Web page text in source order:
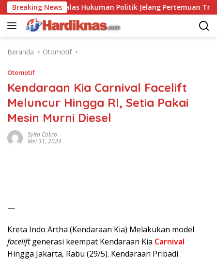
Langsung
ke
konten
Breaking News
Saling Balas Hukuman Politik Jelang Pertemuan Trump dan
Beranda Otomotif
Otomotif
Kendaraan Kia Carnival Facelift
Meluncur Hingga RI, Setia Pakai
Mesin Murni Diesel
Syita Cokro
Mei 31, 2024
—
Kreta Indo Artha (Kendaraan Kia) Melakukan model
faceliftgenerasi keempat Kendaraan Kia Carnival
Hingga Jakarta, Rabu (29/5). Kendaraan Pribadi